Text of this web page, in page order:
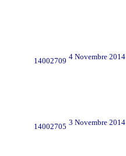
14002709 4 Novembre 2014
14002705 3 Novembre 2014